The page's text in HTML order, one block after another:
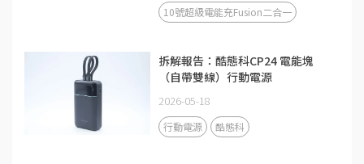
10號超級電能充Fusion二合一
拆解報告：酷態科CP24 電能塊
（自帶雙線）行動電源
2026-05-18
行動電源 酷態科